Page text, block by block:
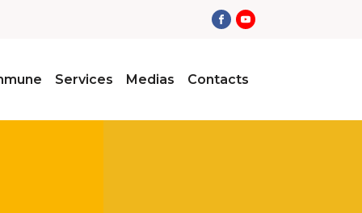
Services Medias Contacts